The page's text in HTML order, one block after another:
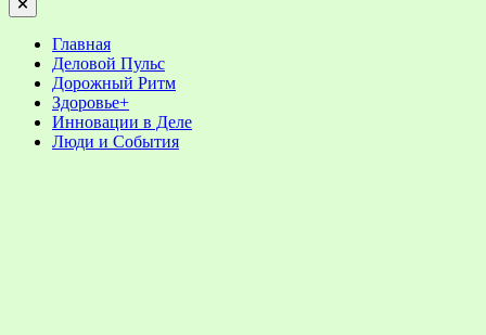
Close
Главная
Деловой Пульс
Дорожный Ритм
Здоровье+
Инновации в Деле
Люди и События